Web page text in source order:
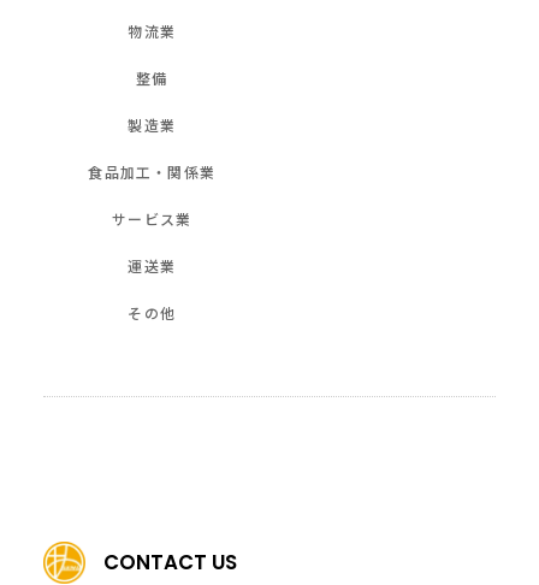
物流業
整備
製造業
食品加工・関係業
サービス業
運送業
その他
CONTACT US